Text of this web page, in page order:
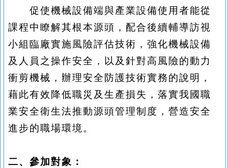
促使機械設備端與產業設備使用者能從
課程中瞭解其根本源頭，配合後續輔導訪視
小組臨廠實施風險評估技術，強化機械設備
及人員之操作安全，以及針對高風險的動力
衝剪機械，辦理安全防護技術實務的說明，
藉此有效降低職災及生產損失，落實我國職
業安全衛生法推動源頭管理制度，營造安全
進步的職場環境。
二、 參加對象：